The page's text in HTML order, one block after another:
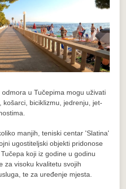
u Tučepima mogu uživati
košarci, biciklizmu, jedrenju, jet-
manjih, teniski centar 'Slatina'
ugostiteljski objekti pridonose
koji iz godine u godinu
za visoku kvalitetu svojih
te za uređenje mjesta.